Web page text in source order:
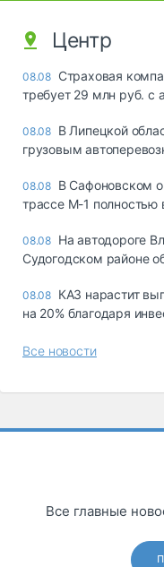
Центр
08.08 Страховая
требует 29 млн руб. с
08.08 В Липецкой
грузовым
08.08 В Сафоновском
трассе М-1 полностью
08.08 На автодороге
Судогодском районе
08.08 КАЗ нарастит
на 20% благодаря
Все новости
Все главные